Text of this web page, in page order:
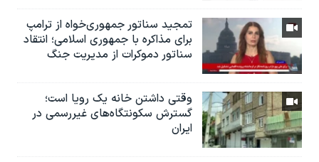
تمجید سناتور جمهوری‌خواه از ترامپ
برای مذاکره با جمهوری اسلامی؛ انتقاد
سناتور دموکرات از مدیریت جنگ
وقتی داشتن خانه یک رویا است؛
گسترش سکونتگاه‌های غیررسمی در
ایران